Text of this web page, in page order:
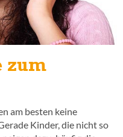
zum
am besten keine
Kinder, die nicht so